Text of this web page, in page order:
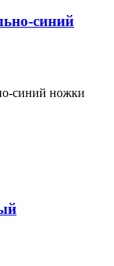
синий
синий ножки